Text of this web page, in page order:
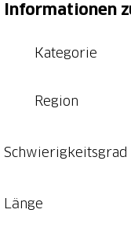
Informationen
Kategorie
Region
Schwierigkeitsgrad
Länge